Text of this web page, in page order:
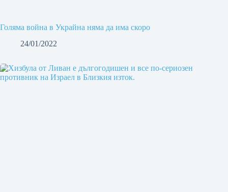
Голяма война в Украйна няма да има скоро
24/01/2022